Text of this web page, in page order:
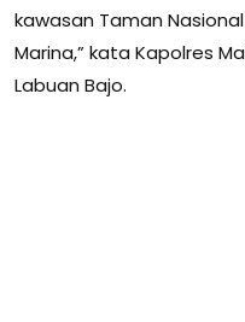
kawasan Taman
Marina,” kata Kapolres
Labuan Bajo.